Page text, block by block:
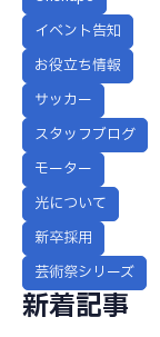
イベント告知
お役立ち情報
サッカー
スタッフブログ
モーター
光について
新卒採用
芸術祭シリーズ
新着記事